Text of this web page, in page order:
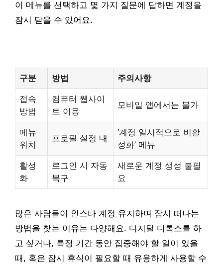
이 메뉴를 선택하고 몇 가지 질문에 답하면 계정을
잠시 닫을 수 있어요.
구분 방법 주의사항
접속
방법
컴퓨터 웹사이
트 이용
모바일 앱에서는 불가
메뉴
위치
프로필 설정 내
‘계정 일시적으로 비활
성화’ 메뉴
활성
화
로그인 시 자동
복구
새로운 계정 생성 불필
요
많은 사람들이 인스타 계정 유지하며 잠시 떠나는
방법을 찾는 이유는 다양해요. 디지털 디톡스를 하
고 싶거나, 특정 기간 동안 집중해야 할 일이 있을
때, 혹은 잠시 휴식이 필요할 때 유용하게 사용할 수